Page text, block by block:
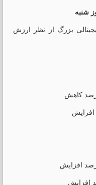
شنبه
قیمتی ۱۰ ارز دیجیتالی بزرگ از نظر ارزش